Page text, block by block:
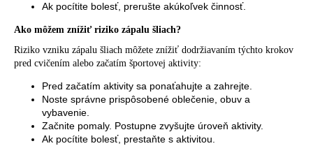
Ak pocítite bolesť, prerušte akúkoľvek činnosť.
Ako môžem znížiť riziko zápalu šliach?
Riziko vzniku zápalu šliach môžete znížiť dodržiavaním týchto krokov
pred cvičením alebo začatím športovej aktivity:
Pred začatím aktivity sa ponaťahujte a zahrejte.
Noste správne prispôsobené oblečenie, obuv a
vybavenie.
Začnite pomaly. Postupne zvyšujte úroveň aktivity.
Ak pocítite bolesť, prestaňte s aktivitou.